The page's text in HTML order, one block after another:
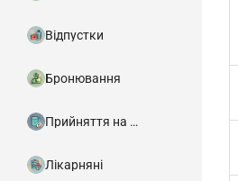
Відпустки
Бронювання
Прийняття на роботу
Лікарняні